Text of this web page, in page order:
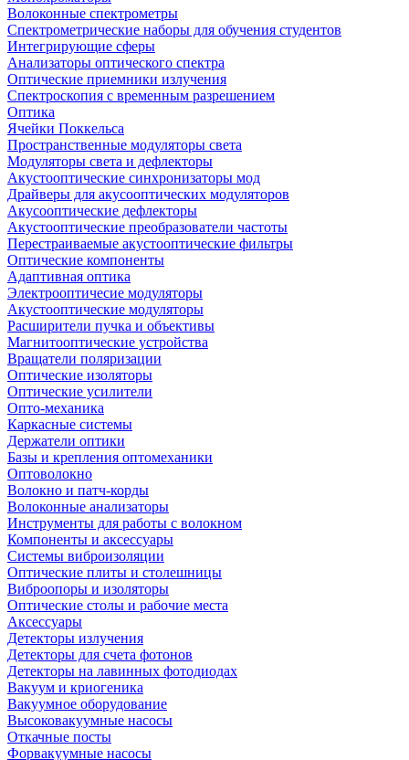
Волоконные спектрометры
Спектрометрические наборы для обучения студентов
Интегрирующие сферы
Анализаторы оптического спектра
Оптические приемники излучения
Спектроскопия с временным разрешением
Оптика
Ячейки Поккельса
Пространственные модуляторы света
Модуляторы света и дефлекторы
Акустооптические синхронизаторы мод
Драйверы для акусооптических модуляторов
Акусооптические дефлекторы
Акустооптические преобразователи частоты
Перестраиваемые акустооптические фильтры
Оптические компоненты
Адаптивная оптика
Электрооптичесие модуляторы
Акустооптические модуляторы
Расширители пучка и объективы
Магнитооптические устройства
Вращатели поляризации
Оптические изоляторы
Оптические усилители
Опто-механика
Каркасные системы
Держатели оптики
Базы и крепления оптомеханики
Оптоволокно
Волокно и патч-корды
Волоконные анализаторы
Инструменты для работы с волокном
Компоненты и аксессуары
Системы виброизоляции
Оптические плиты и столешницы
Виброопоры и изоляторы
Оптические столы и рабочие места
Аксессуары
Детекторы излучения
Детекторы для счета фотонов
Детекторы на лавинных фотодиодах
Вакуум и криогеника
Вакуумное оборудование
Высоковакуумные насосы
Откачные посты
Форвакуумные насосы